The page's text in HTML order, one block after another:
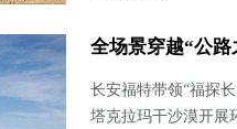
全场景穿越“公
长安福特带领“福探
塔克拉玛干沙漠开展